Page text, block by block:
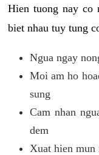
Hien tuong nay co
biet nhau tuy tung
Ngua ngay
Moi am ho
sung
Cam nhan
dem
Xuat hien mun